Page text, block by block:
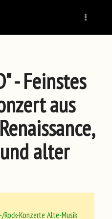
- Feinstes
aus
alter
Rock-Konzerte Alte-Musik